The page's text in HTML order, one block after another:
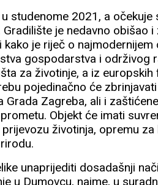
u studenome 2021, a
je nedavno obišao
kako je riječ o
gospodarstva i održivog
za životinje, a iz
pojedinačno će
Grada Zagreba, ali i
Objekt će imati
životinja, opremu
unaprijediti dosadašnji
u Dumovcu, naime, u